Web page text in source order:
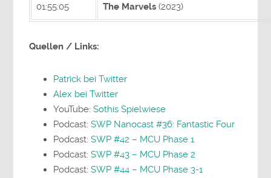
01:55:05 The Marvels(2023)
Quellen / Links:
Patrick bei Twitter
Alex bei Twitter
YouTube:Sothis Spielwiese
Podcast:SWP Nanocast #36: Fantastic Four
Podcast:SWP #42 – MCU Phase 1
Podcast:SWP #43 – MCU Phase 2
Podcast:SWP #44 – MCU Phase 3-1